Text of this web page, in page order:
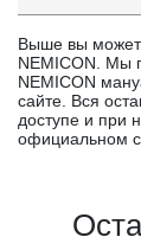
Выше вы
NEMICON. Мы
NEMICON
сайте. Вся
доступе и при
официальном